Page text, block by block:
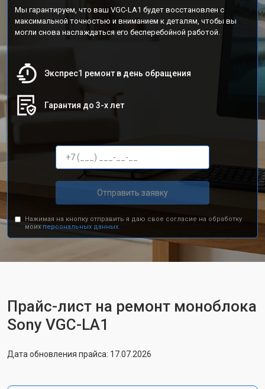
Мы гарантируем, что ваш VGC-LA1 будет восстановлен с
максимальной точностью и вниманием к деталям, чтобы вы
могли снова наслаждаться его бесперебойной работой.
Экспрес1 ремонт в день обращения
Гарантия до 3-х лет
Отправить заявку
Нажимая на кнопку отправить я даю свое согласие на обработку
моих персональных данных.
Прайс-лист на ремонт моноблока
Sony VGC-LA1
Дата обновления прайса: 17.07.2026